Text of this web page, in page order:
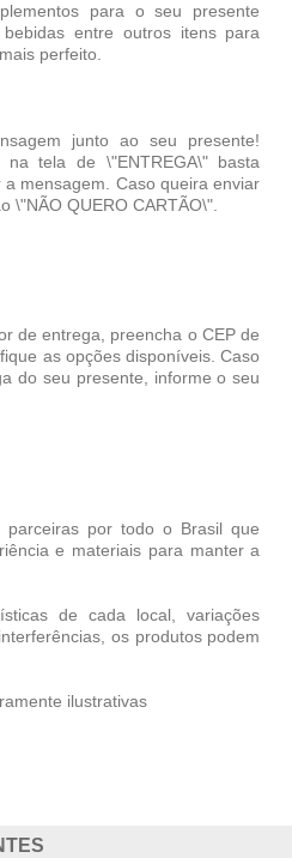
para o seu presente
entre outros itens para
perfeito.
junto ao seu presente!
tela de \"ENTREGA\" basta
mensagem. Caso queira enviar
\"NÃO QUERO CARTÃO\".
de entrega, preencha o CEP de
as opções disponíveis. Caso
do seu presente, informe o seu
parceiras por todo o Brasil que
e materiais para manter a
de cada local, variações
os produtos podem
ilustrativas